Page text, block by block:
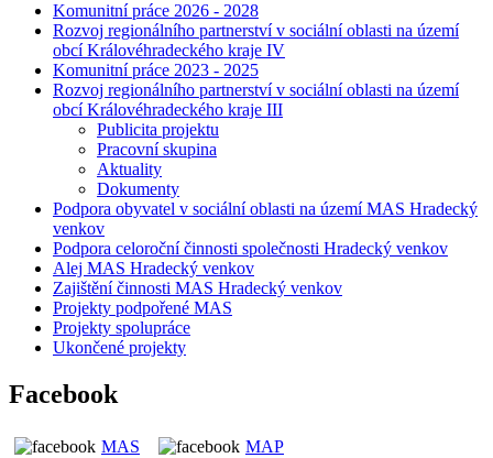
Komunitní práce 2026 - 2028
Rozvoj regionálního partnerství v sociální oblasti na území
obcí Královéhradeckého kraje IV
Komunitní práce 2023 - 2025
Rozvoj regionálního partnerství v sociální oblasti na území
obcí Královéhradeckého kraje III
Publicita projektu
Pracovní skupina
Aktuality
Dokumenty
Podpora obyvatel v sociální oblasti na území MAS Hradecký
venkov
Podpora celoroční činnosti společnosti Hradecký venkov
Alej MAS Hradecký venkov
Zajištění činnosti MAS Hradecký venkov
Projekty podpořené MAS
Projekty spolupráce
Ukončené projekty
Facebook
MAS MAP